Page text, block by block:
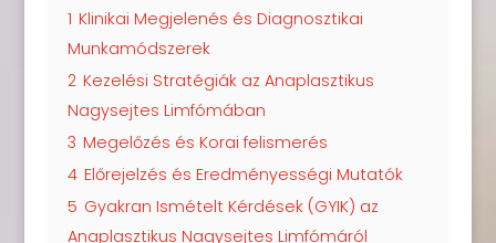
1 Klinikai Megjelenés és Diagnosztikai
Munkamódszerek
2 Kezelési Stratégiák az Anaplasztikus
Nagysejtes Limfómában
3 Megelőzés és Korai felismerés
4 Előrejelzés és Eredményességi Mutatók
5 Gyakran Ismételt Kérdések (GYIK) az
Anaplasztikus Nagysejtes Limfómáról